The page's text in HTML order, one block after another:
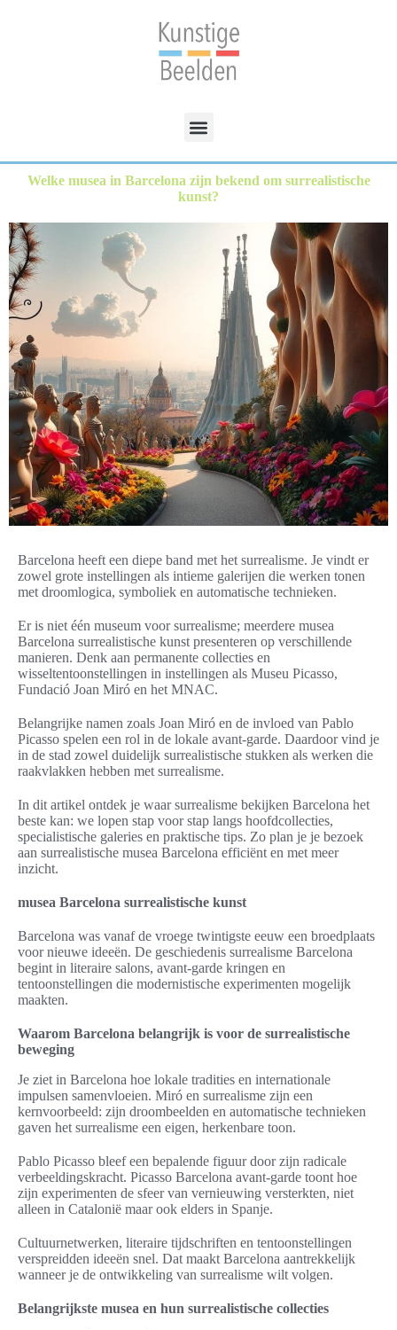
Welke musea in Barcelona zijn bekend om surrealistische
kunst?
Barcelona heeft een diepe band met het surrealisme. Je vindt er
zowel grote instellingen als intieme galerijen die werken tonen
met droomlogica, symboliek en automatische technieken.
Er is niet één museum voor surrealisme; meerdere musea
Barcelona surrealistische kunst presenteren op verschillende
manieren. Denk aan permanente collecties en
wisseltentoonstellingen in instellingen als Museu Picasso,
Fundació Joan Miró en het MNAC.
Belangrijke namen zoals Joan Miró en de invloed van Pablo
Picasso spelen een rol in de lokale avant-garde. Daardoor vind je
in de stad zowel duidelijk surrealistische stukken als werken die
raakvlakken hebben met surrealisme.
In dit artikel ontdek je waar surrealisme bekijken Barcelona het
beste kan: we lopen stap voor stap langs hoofdcollecties,
specialistische galeries en praktische tips. Zo plan je je bezoek
aan surrealistische musea Barcelona efficiënt en met meer
inzicht.
musea Barcelona surrealistische kunst
Barcelona was vanaf de vroege twintigste eeuw een broedplaats
voor nieuwe ideeën. De geschiedenis surrealisme Barcelona
begint in literaire salons, avant-garde kringen en
tentoonstellingen die modernistische experimenten mogelijk
maakten.
Waarom Barcelona belangrijk is voor de surrealistische
beweging
Je ziet in Barcelona hoe lokale tradities en internationale
impulsen samenvloeien. Miró en surrealisme zijn een
kernvoorbeeld: zijn droombeelden en automatische technieken
gaven het surrealisme een eigen, herkenbare toon.
Pablo Picasso bleef een bepalende figuur door zijn radicale
verbeeldingskracht. Picasso Barcelona avant-garde toont hoe
zijn experimenten de sfeer van vernieuwing versterkten, niet
alleen in Catalonië maar ook elders in Spanje.
Cultuurnetwerken, literaire tijdschriften en tentoonstellingen
verspreidden ideeën snel. Dat maakt Barcelona aantrekkelijk
wanneer je de ontwikkeling van surrealisme wilt volgen.
Belangrijkste musea en hun surrealistische collecties